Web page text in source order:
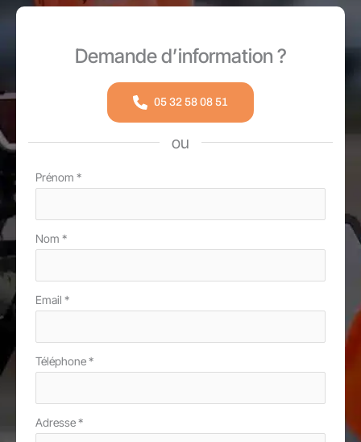
Demande d’information ?
05 32 58 08 51
ou
Formulaire
avec
téléphone
Prénom *
Nom *
Email *
Téléphone*
Adresse*